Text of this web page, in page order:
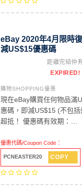
eBay 2020年4月限時
減US$15優惠碼
距離完結仲
EXPIRED!
購物SHOPPING優惠
現在eBay購買任何物品滿
惠碼，即減US$15 (不包括
超抵！ 優惠碼有效期：…
優惠代碼/Coupon Code：
PCNEASTER20 COPY